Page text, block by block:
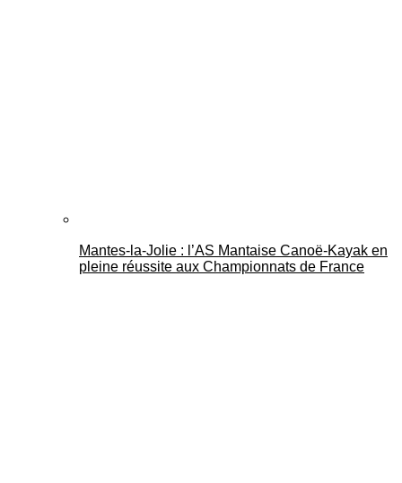
Mantes-la-Jolie : l’AS Mantaise Canoë‑Kayak en
pleine réussite aux Championnats de France